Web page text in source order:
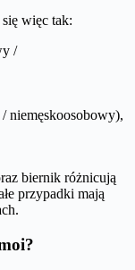
więc tak:
/
niemęskoosobowy),
biernik różnicują
przypadki mają